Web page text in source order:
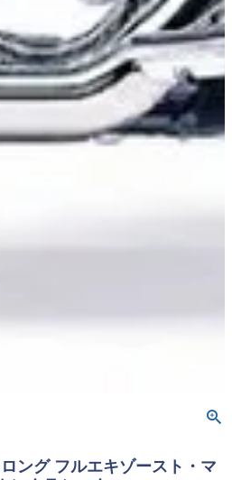
ング フルエキゾースト・マ